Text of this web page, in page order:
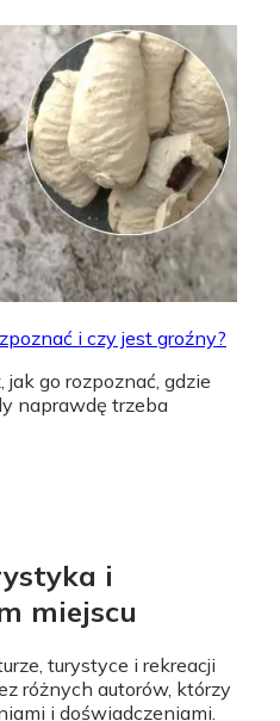
i czy jest groźny?
go rozpoznać, gdzie
naprawdę trzeba
i
miejscu
turystyce i rekreacji
różnych autorów, którzy
i doświadczeniami.